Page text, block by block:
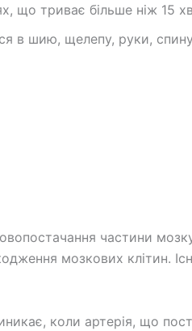
що триває більше ніж 15
в шию, щелепу, руки,
частини
мозкових клітин.
коли артерія, що